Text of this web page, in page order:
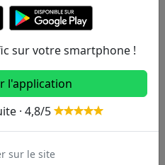
D E
sur votre smartphone !
l'application
· 4,8/5
sur le site